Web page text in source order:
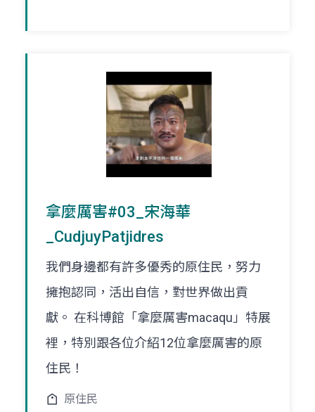
拿麼厲害#03_宋海華
_CudjuyPatjidres
我們身邊都有許多優秀的原住民，努力
擁抱認同，活出自信，對世界做出貢
獻。 在科博館「拿麼厲害macaqu」特展
裡，特別跟各位介紹12位拿麼厲害的原
住民！
原住民